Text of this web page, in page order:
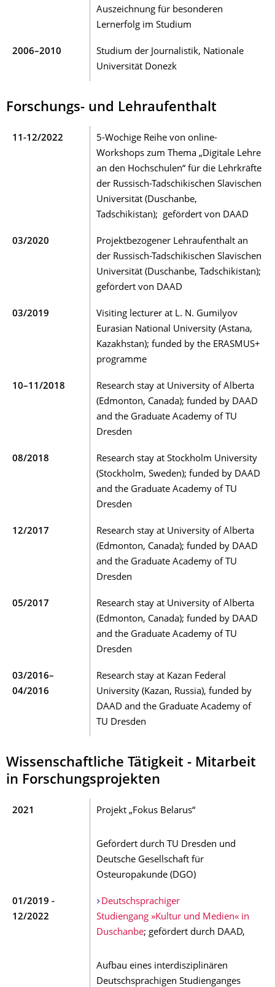
Auszeichnung für besonderen
Lernerfolg im Studium
2006–2010
Studium der Journalistik, Nationale
Universität Donezk
Forschungs- und Lehraufenthalt
11-12/2022
5-Wochige Reihe von online-
Workshops zum Thema „Digitale Lehre
an den Hochschulen“ für die Lehrkräfte
der Russisch-Tadschikischen Slavischen
Universität (Duschanbe,
Tadschikistan); gefördert von DAAD
03/2020
Projektbezogener Lehraufenthalt an
der Russisch-Tadschikischen Slavischen
Universität (Duschanbe, Tadschikistan);
gefördert von DAAD
03/2019
Visiting lecturer at L. N. Gumilyov
Eurasian National University (Astana,
Kazakhstan); funded by the ERASMUS+
programme
10–11/2018
Research stay at University of Alberta
(Edmonton, Canada); funded by DAAD
and the Graduate Academy of TU
Dresden
08/2018
Research stay at Stockholm University
(Stockholm, Sweden); funded by DAAD
and the Graduate Academy of TU
Dresden
12/2017
Research stay at University of Alberta
(Edmonton, Canada); funded by DAAD
and the Graduate Academy of TU
Dresden
05/2017
Research stay at University of Alberta
(Edmonton, Canada); funded by DAAD
and the Graduate Academy of TU
Dresden
03/2016–
04/2016
Research stay at Kazan Federal
University (Kazan, Russia), funded by
DAAD and the Graduate Academy of
TU Dresden
Wissenschaftliche Tätigkeit - Mitarbeit
in Forschungsprojekten
2021 Projekt „Fokus Belarus“
Gefördert durch TU Dresden und
Deutsche Gesellschaft für
Osteuropakunde (DGO)
01/2019 -
12/2022
Deutschsprachiger
Studiengang »Kultur und Medien« in
Duschanbe; gefördert durch DAAD,
Aufbau eines interdisziplinären
Deutschsprachigen Studienganges